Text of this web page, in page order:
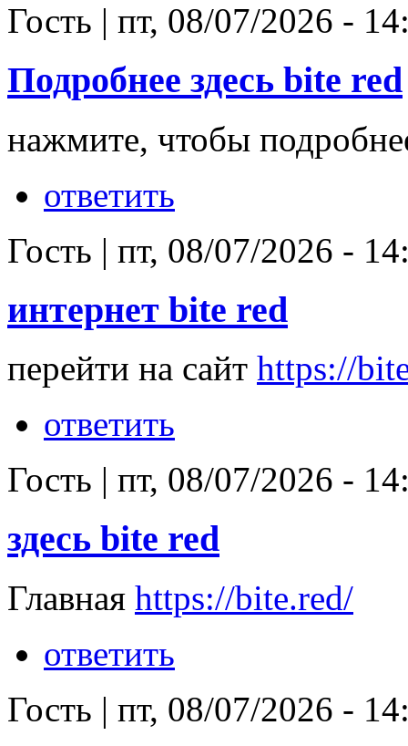
Гость | пт, 08/07/2026 -
Подробнее здесь bite red
нажмите, чтобы
ответить
Гость | пт, 08/07/2026 -
интернет bite red
перейти на сайт https://
ответить
Гость | пт, 08/07/2026 -
здесь bite red
Главная https://bite.red/
ответить
Гость | пт, 08/07/2026 -